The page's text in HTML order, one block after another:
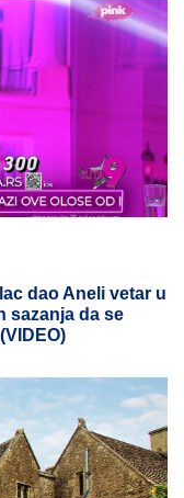
dao Aneli vetar u
sazanja da se